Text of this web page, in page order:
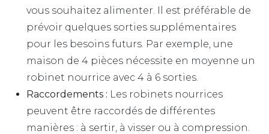
vous souhaitez alimenter. Il est préférable de
prévoir quelques sorties supplémentaires
pour les besoins futurs. Par exemple, une
maison de 4 pièces nécessite en moyenne un
robinet nourrice avec 4 à 6 sorties.
Raccordements : Les robinets nourrices
peuvent être raccordés de différentes
manières : à sertir, à visser ou à compression.